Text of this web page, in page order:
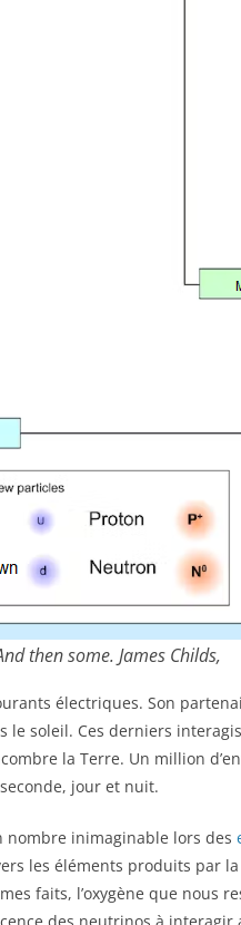
then some. James Childs,
électriques. Son
soleil. Ces derniers
la Terre. Un million
jour et nuit.
nombre inimaginable lors des
les éléments produits par
faits, l’oxygène que nous
des neutrinos à interagir